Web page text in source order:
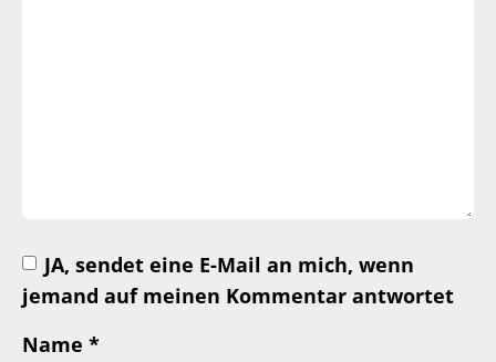
JA, sendet eine E-Mail an mich, wenn
jemand auf meinen Kommentar antwortet
Name *